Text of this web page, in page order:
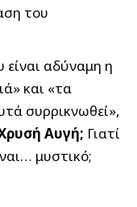
του
αδύναμη η
και «τα
συρρικνωθεί»,
Αυγή; Γιατί
μυστικό;